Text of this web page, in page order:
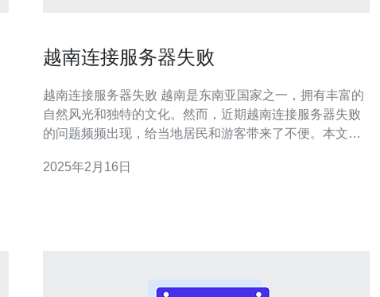
越南连接服务器失败
越南连接服务器失败 越南是东南亚国家之一，拥有丰富的
自然风光和独特的文化。然而，近期越南连接服务器失败
的问题频频出现，给当地居民和游客带来了不便。本文将
失败的原因可能有多种。首先，网络基础设施的不完善是
2025年2月16日